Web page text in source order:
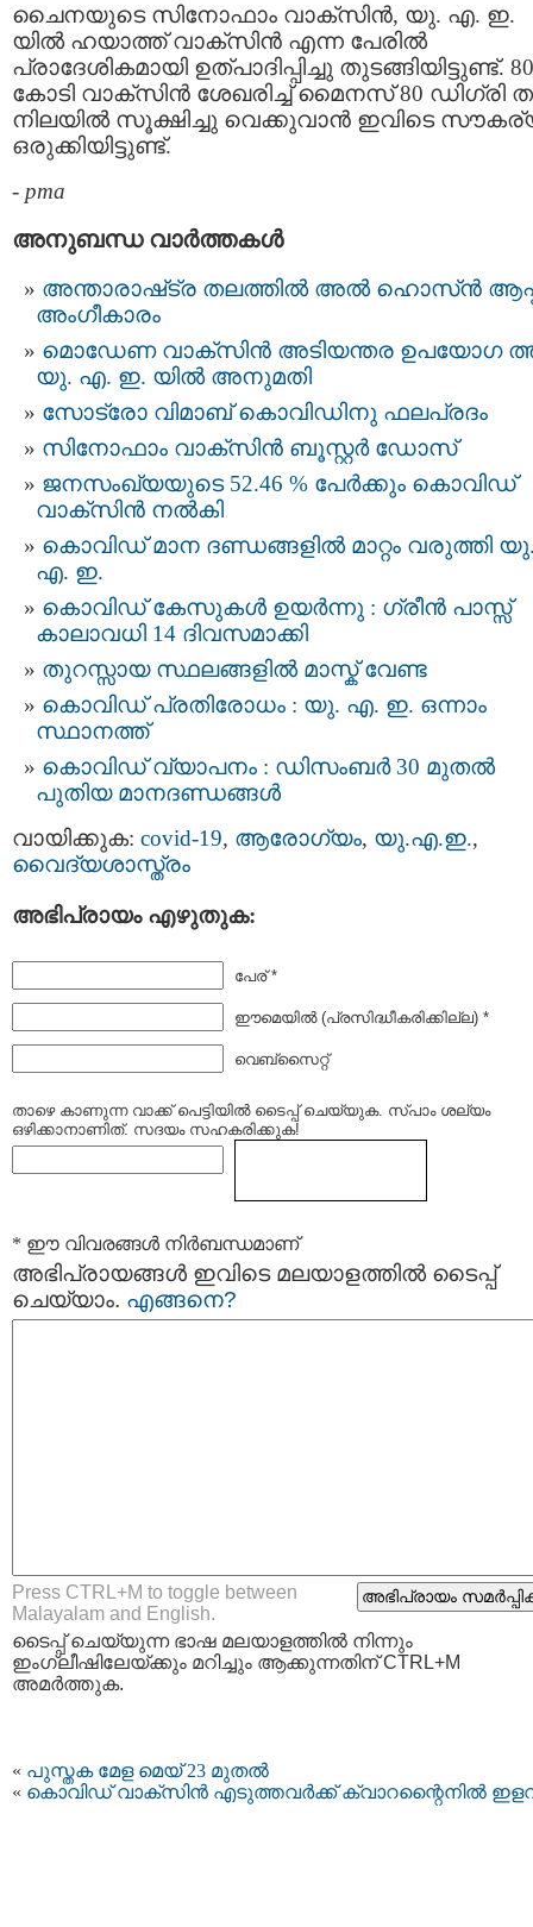
ചൈനയുടെ സിനോഫാം വാക്‌സിൻ, യു. എ. ഇ.
യില്‍ ഹയാത്ത് വാക്‌സിൻ എന്ന പേരിൽ
പ്രാദേശികമായി ഉത്പാദിപ്പിച്ചു തുടങ്ങിയിട്ടുണ്ട്.
കോടി വാക്സിൻ ശേഖരിച്ച് മൈനസ് 80 ഡിഗ്രി
നിലയില്‍ സൂക്ഷിച്ചു വെക്കുവാന്‍ ഇവിടെ
ഒരുക്കിയിട്ടുണ്ട്.
- pma
അനുബന്ധ വാര്‍ത്തകള്‍
അന്താരാഷ്‌ട്ര തലത്തിൽ അൽ ഹൊസ്ൻ
അംഗീകാരം
മൊഡേണ വാക്സിൻ അടിയന്തര ഉപയോഗ
യു. എ. ഇ. യിൽ അനുമതി
സോട്രോ വിമാബ് കൊവിഡിനു ഫലപ്രദം
സിനോഫാം വാക്‌സിന്‍ ബൂസ്റ്റര്‍ ഡോസ്
ജനസംഖ്യയുടെ 52.46 % പേര്‍ക്കും കൊവിഡ്
വാക്സിൻ നല്‍കി
കൊവിഡ് മാന ദണ്ഡങ്ങളില്‍ മാറ്റം വരുത്തി
എ. ഇ.
കൊവിഡ് കേസുകള്‍ ഉയര്‍ന്നു : ഗ്രീൻ പാസ്സ്
കാലാവധി 14 ദിവസമാക്കി
തുറസ്സായ സ്ഥലങ്ങളില്‍ മാസ്ക് വേണ്ട
കൊവിഡ്​ പ്രതിരോധം : യു. എ. ഇ. ഒന്നാം
സ്ഥാനത്ത്
കൊവിഡ് വ്യാപനം : ഡിസംബര്‍ 30 മുതല്‍
പുതിയ മാനദണ്ഡങ്ങൾ
വായിക്കുക: covid-19, ആരോഗ്യം, യു.എ.ഇ.,
വൈദ്യശാസ്ത്രം
അഭിപ്രായം എഴുതുക:
പേര് *
ഈമെയില്‍ (പ്രസിദ്ധീകരിക്കില്ല) *
വെബ്സൈറ്റ്
താഴെ കാണുന്ന വാക്ക് പെട്ടിയില്‍ ടൈപ്പ്‌ ചെയ്യുക. സ്പാം ശല്യം
ഒഴിക്കാനാണിത്. സദയം സഹകരിക്കുക!
* ഈ വിവരങ്ങള്‍ നിര്‍ബന്ധമാണ്
അഭിപ്രായങ്ങള്‍ ഇവിടെ മലയാളത്തില്‍ ടൈപ്പ്
ചെയ്യാം. എങ്ങനെ?
Press CTRL+M to toggle between
Malayalam and English.
ടൈപ്പ്‌ ചെയ്യുന്ന ഭാഷ മലയാളത്തില്‍ നിന്നും
ഇംഗ്ലീഷിലേയ്ക്കും മറിച്ചും ആക്കുന്നതിന് CTRL+M
അമര്‍ത്തുക.
« പുസ്തക മേള മെയ് 23 മുതൽ
« കൊവിഡ് വാക്സിൻ എടുത്തവർക്ക് ക്വാറന്റൈനില്‍